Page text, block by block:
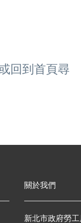
回到首頁尋
關於我們
新北市政府勞工